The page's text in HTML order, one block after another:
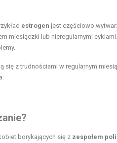
estrogen jest częściowo
miesiączki lub nieregularnymi
się z trudnościami w regularnym
borykających się z zespołem